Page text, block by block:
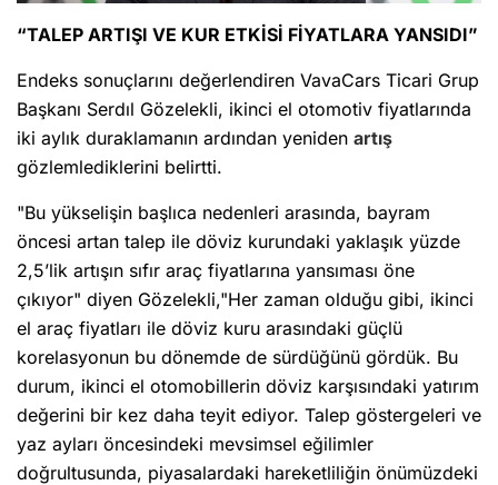
“TALEP ARTIŞI VE KUR ETKİSİ FİYATLARA YANSIDI”
Endeks sonuçlarını değerlendiren VavaCars Ticari Grup
Başkanı Serdıl Gözelekli, ikinci el otomotiv fiyatlarında
iki aylık duraklamanın ardından yeniden artış
gözlemlediklerini belirtti.
"Bu yükselişin başlıca nedenleri arasında, bayram
öncesi artan talep ile döviz kurundaki yaklaşık yüzde
2,5’lik artışın sıfır araç fiyatlarına yansıması öne
çıkıyor" diyen Gözelekli,"Her zaman olduğu gibi, ikinci
el araç fiyatları ile döviz kuru arasındaki güçlü
korelasyonun bu dönemde de sürdüğünü gördük. Bu
durum, ikinci el otomobillerin döviz karşısındaki yatırım
değerini bir kez daha teyit ediyor. Talep göstergeleri ve
yaz ayları öncesindeki mevsimsel eğilimler
doğrultusunda, piyasalardaki hareketliliğin önümüzdeki